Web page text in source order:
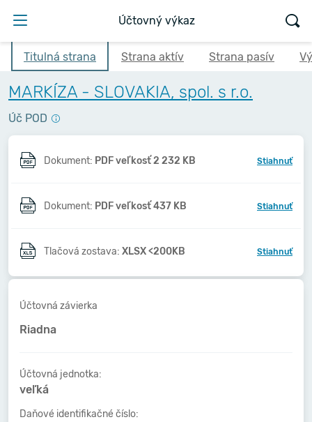
Účtovný výkaz
Titulná strana Strana aktív Strana pasív
MARKÍZA - SLOVAKIA, spol. s r.o.
Úč POD
Dokument: PDF veľkosť 2 232 KB Stiahnuť
Dokument: PDF veľkosť 437 KB Stiahnuť
Tlačová zostava: XLSX <200KB Stiahnuť
Účtovná závierka
Riadna
Účtovná jednotka:
veľká
Daňové identifikačné číslo: